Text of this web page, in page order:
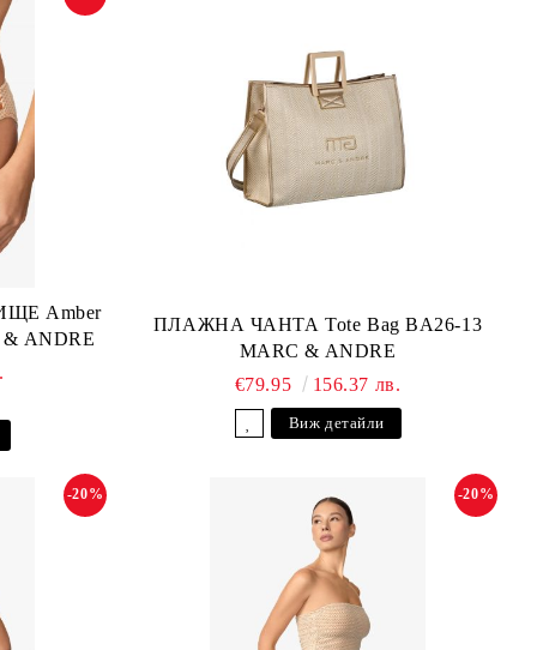
Amber
ANDRE
ПЛАЖНА ЧАНТА Tote Bag BA26-13
MARC & ANDRE
€79.95
156.37 лв.
Виж детайли
-20% -20%